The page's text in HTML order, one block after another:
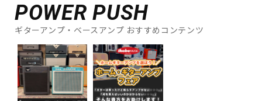
POWER PUSH
ギターアンプ・ベースアンプ おすすめコンテンツ